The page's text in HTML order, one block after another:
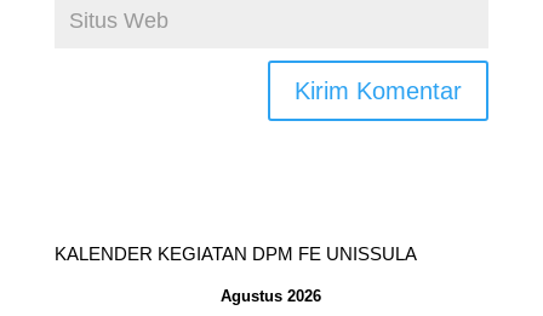
KALENDER KEGIATAN DPM FE UNISSULA
Agustus 2026